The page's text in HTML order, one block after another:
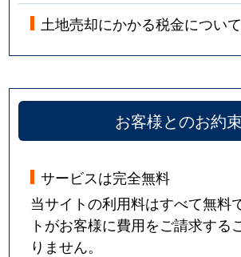
土地売却にかかる税金につい
お客様とのお約束
サービスは完全無料
当サイトの利用料はすべて無料
トがお客様に費用をご請求する
りません。